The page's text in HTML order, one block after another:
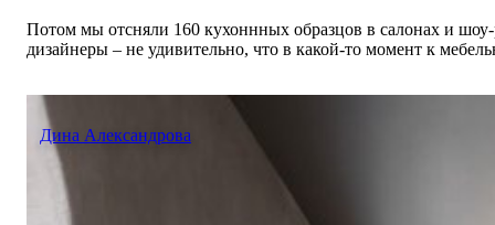
Потом мы отсняли 160 кухоннных образцов в салонах и шоу-
дизайнеры – не удивительно, что в какой-то момент к
Дина Александрова